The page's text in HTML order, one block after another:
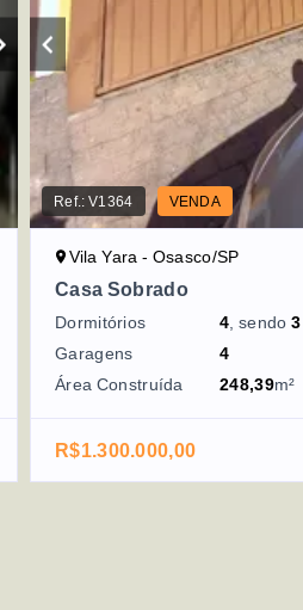
Ref.:V1364 VENDA
Vila Yara - Osasco/SP
Casa Sobrado
Dormitórios 4 , sendo3
Garagens
4
Área Construída
248,39m²
R$1.300.000,00